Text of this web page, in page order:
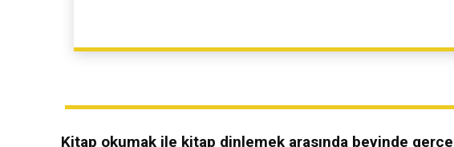
Kitap okumak ile kitap dinlemek arasında beyinde